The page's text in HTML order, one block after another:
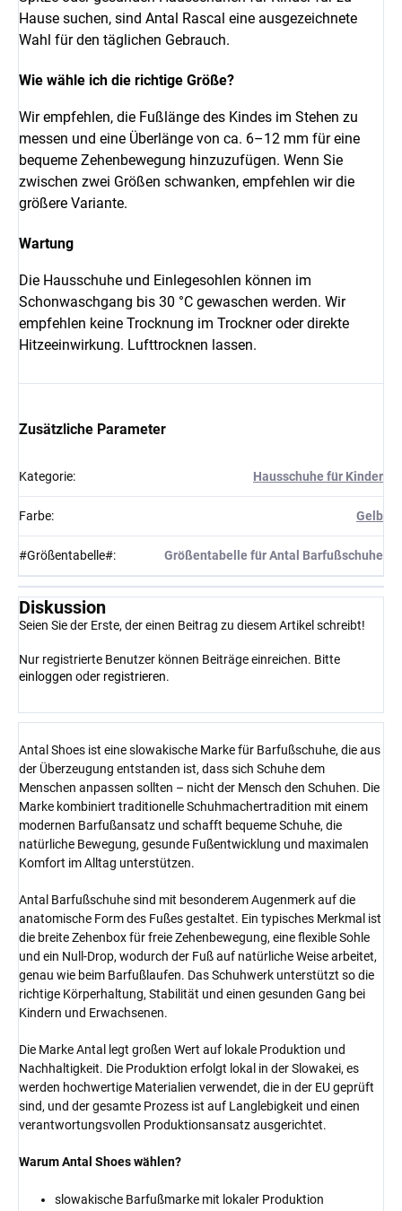
Hause suchen, sind Antal Rascal eine ausgezeichnete
Wahl für den täglichen Gebrauch.
Wie wähle ich die richtige Größe?
Wir empfehlen, die Fußlänge des Kindes im Stehen zu
messen und eine Überlänge von ca. 6–12 mm für eine
bequeme Zehenbewegung hinzuzufügen. Wenn Sie
zwischen zwei Größen schwanken, empfehlen wir die
größere Variante.
Wartung
Die Hausschuhe und Einlegesohlen können im
Schonwaschgang bis 30 °C gewaschen werden. Wir
empfehlen keine Trocknung im Trockner oder direkte
Hitzeeinwirkung. Lufttrocknen lassen.
Zusätzliche Parameter
Kategorie: Hausschuhe für Kinder
Farbe: Gelb
#Größentabelle#: Größentabelle für Antal Barfußschuhe
Diskussion
Seien Sie der Erste, der einen Beitrag zu diesem Artikel schreibt!
Nur registrierte Benutzer können Beiträge einreichen. Bitte
einloggen oder registrieren.
Antal Shoes ist eine slowakische Marke für Barfußschuhe, die aus
der Überzeugung entstanden ist, dass sich Schuhe dem
Menschen anpassen sollten – nicht der Mensch den Schuhen. Die
Marke kombiniert traditionelle Schuhmachertradition mit einem
modernen Barfußansatz und schafft bequeme Schuhe, die
natürliche Bewegung, gesunde Fußentwicklung und maximalen
Komfort im Alltag unterstützen.
Antal Barfußschuhe sind mit besonderem Augenmerk auf die
anatomische Form des Fußes gestaltet. Ein typisches Merkmal ist
die breite Zehenbox für freie Zehenbewegung, eine flexible Sohle
und ein Null-Drop, wodurch der Fuß auf natürliche Weise arbeitet,
genau wie beim Barfußlaufen. Das Schuhwerk unterstützt so die
richtige Körperhaltung, Stabilität und einen gesunden Gang bei
Kindern und Erwachsenen.
Die Marke Antal legt großen Wert auf lokale Produktion und
Nachhaltigkeit. Die Produktion erfolgt lokal in der Slowakei, es
werden hochwertige Materialien verwendet, die in der EU geprüft
sind, und der gesamte Prozess ist auf Langlebigkeit und einen
verantwortungsvollen Produktionsansatz ausgerichtet.
Warum Antal Shoes wählen?
slowakische Barfußmarke mit lokaler Produktion